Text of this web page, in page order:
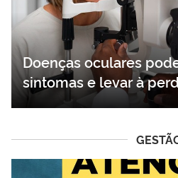
Doenças oculares
sintomas e levar à